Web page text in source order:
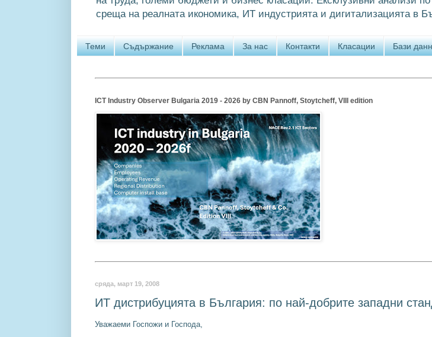
среща на реалната икономика, ИТ индустрията и дигитализацията в
Теми Съдържание Реклама За нас Контакти Класации Бази
ICT Industry Observer Bulgaria 2019 - 2026 by CBN Pannoff, Stoytcheff, VIII edition
сряда, март 19, 2008
ИТ дистрибуцията в България: по най-добрите западни
Уважаеми Госпожи и Господа,